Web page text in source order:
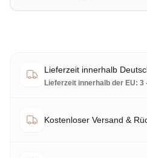
Lieferzeit innerhalb
Lieferzeit innerhalb der EU: 3
Kostenloser Versand &